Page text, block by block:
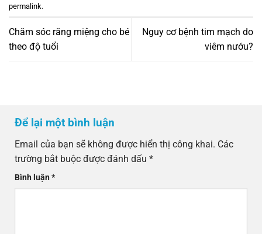
permalink.
Chăm sóc răng miệng cho bé
theo độ tuổi
Nguy cơ bệnh tim mạch do
viêm nướu?
Để lại một bình luận
Email của bạn sẽ không được hiển thị công khai. Các
trường bắt buộc được đánh dấu *
Bình luận*